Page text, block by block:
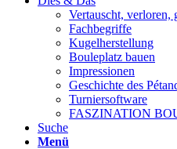
Vertauscht, verloren,
Fachbegriffe
Kugelherstellung
Bouleplatz bauen
Impressionen
Geschichte des
Turniersoftware
FASZINATION
Suche
Menü